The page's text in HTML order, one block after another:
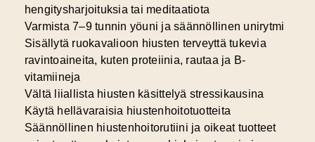
hengitysharjoituksia tai meditaatiota
Varmista 7–9 tunnin yöuni ja säännöllinen unirytmi
Sisällytä ruokavalioon hiusten terveyttä tukevia
ravintoaineita, kuten proteiinia, rautaa ja B-
vitamiineja
Vältä liiallista hiusten käsittelyä stressikausina
Käytä hellävaraisia hiustenhoitotuotteita
Säännöllinen hiustenhoitorutiini ja oikeat tuotteet